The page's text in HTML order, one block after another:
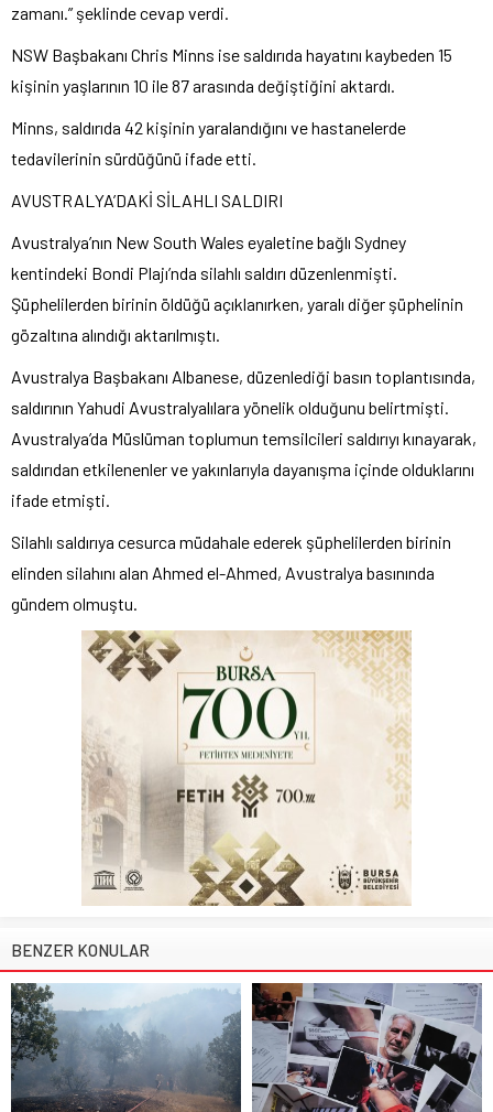
zamanı.” şeklinde cevap verdi.
NSW Başbakanı Chris Minns ise saldırıda hayatını kaybeden 15
kişinin yaşlarının 10 ile 87 arasında değiştiğini aktardı.
Minns, saldırıda 42 kişinin yaralandığını ve hastanelerde
tedavilerinin sürdüğünü ifade etti.
AVUSTRALYA’DAKİ SİLAHLI SALDIRI
Avustralya’nın New South Wales eyaletine bağlı Sydney
kentindeki Bondi Plajı’nda silahlı saldırı düzenlenmişti.
Şüphelilerden birinin öldüğü açıklanırken, yaralı diğer şüphelinin
gözaltına alındığı aktarılmıştı.
Avustralya Başbakanı Albanese, düzenlediği basın toplantısında,
saldırının Yahudi Avustralyalılara yönelik olduğunu belirtmişti.
Avustralya’da Müslüman toplumun temsilcileri saldırıyı kınayarak,
saldırıdan etkilenenler ve yakınlarıyla dayanışma içinde olduklarını
ifade etmişti.
Silahlı saldırıya cesurca müdahale ederek şüphelilerden birinin
elinden silahını alan Ahmed el-Ahmed, Avustralya basınında
gündem olmuştu.
BENZER KONULAR